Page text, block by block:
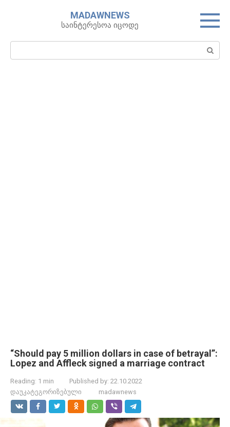
MADAWNEWS
საინტერესოა იცოდე
Search:
“Should pay 5 million dollars in case of betrayal”:
Lopez and Affleck signed a marriage contract
Reading: 1 min Published by: 22.10.2022
დაუკატეგორიზებული
madawnews